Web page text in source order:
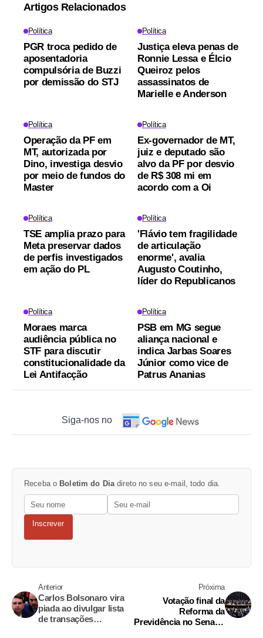
Artigos Relacionados
Política
PGR troca pedido de
aposentadoria
compulsória de Buzzi
por demissão do STJ
Política
Justiça eleva penas de
Ronnie Lessa e Élcio
Queiroz pelos
assassinatos de
Marielle e Anderson
Política
Operação da PF em
MT, autorizada por
Dino, investiga desvio
por meio de fundos do
Master
Política
Ex-governador de MT,
juiz e deputado são
alvo da PF por desvio
de R$ 308 mi em
acordo com a Oi
Política
TSE amplia prazo para
Meta preservar dados
de perfis investigados
em ação do PL
Política
'Flávio tem fragilidade
de articulação
enorme', avalia
Augusto Coutinho,
líder do Republicanos
Política
Moraes marca
audiência pública no
STF para discutir
constitucionalidade da
Lei Antifacção
Política
PSB em MG segue
aliança nacional e
indica Jarbas Soares
Júnior como vice de
Patrus Ananias
Siga-nos no
Receba o Boletim do Dia direto no seu e-mail, todo dia.
Inscrever
Anterior
Carlos Bolsonaro vira
piada ao divulgar lista
de transações
Próxima
Votação final da
Reforma da
Previdência no Senado